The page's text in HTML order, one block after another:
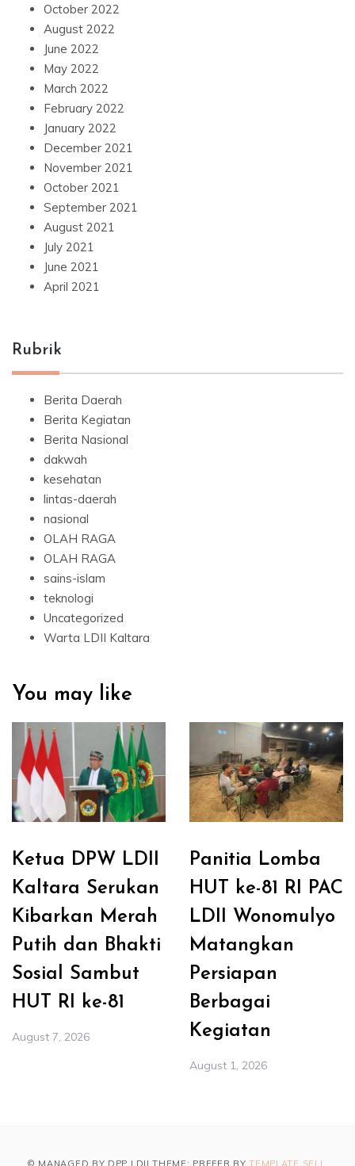
October 2022
August 2022
June 2022
May 2022
March 2022
February 2022
January 2022
December 2021
November 2021
October 2021
September 2021
August 2021
July 2021
June 2021
April 2021
Rubrik
Berita Daerah
Berita Kegiatan
Berita Nasional
dakwah
kesehatan
lintas-daerah
nasional
OLAH RAGA
OLAH RAGA
sains-islam
teknologi
Uncategorized
Warta LDII Kaltara
You may like
Ketua DPW LDII
Kaltara Serukan
Kibarkan Merah
Putih dan Bhakti
Sosial Sambut
HUT RI ke-81
August 7, 2026
Panitia Lomba
HUT ke-81 RI PAC
LDII Wonomulyo
Matangkan
Persiapan
Berbagai
Kegiatan
August 1, 2026
© MANAGED BY DPP LDII THEME: PREFER BYTEMPLATE SELL